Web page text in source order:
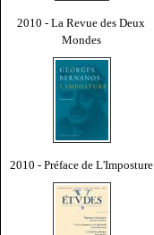
2010 - La Revue des Deux
Mondes
2010 - Préface de L'Imposture